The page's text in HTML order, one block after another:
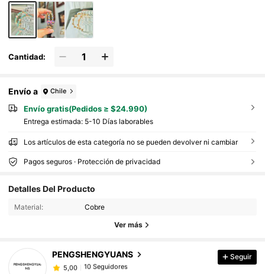
Cantidad:
Envío a Chile
Envío gratis(Pedidos ≥ $24.990)
Entrega estimada: 5-10 Días laborables
Los artículos de esta categoría no se pueden devolver ni cambiar
Pagos seguros · Protección de privacidad
Detalles Del Producto
Material: Cobre
Ver más
PENGSHENGYUANS
5,00
10 Seguidores
5,00
10 Seguidores
r***1
seguidoHace 1 día
Seguir